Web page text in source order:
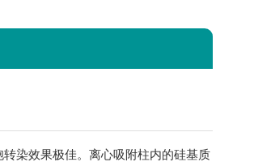
染效果极佳。离心吸附柱内的硅基质